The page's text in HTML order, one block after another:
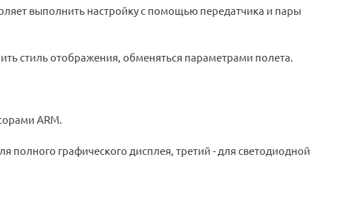
выполнить настройку с помощью передатчика и пары
стиль отображения, обменяться параметрами полета.
ARM.
полного графического дисплея, третий - для светодиодной